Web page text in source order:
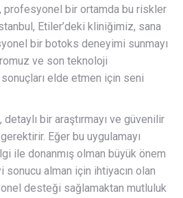
profesyonel bir ortamda bu riskler
Etiler’deki kliniğimiz, sana
bir botoks deneyimi sunmayı
ve son teknoloji
elde etmen için seni
bir araştırmayı ve güvenilir
Eğer bu uygulamayı
ile donanmış olman büyük önem
sonucu alman için ihtiyacın olan
desteği sağlamaktan mutluluk